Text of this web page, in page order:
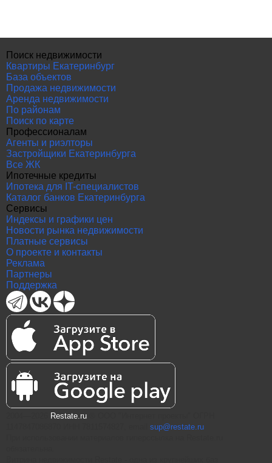
Поиск недвижимости
Квартиры Екатеринбург
База объектов
Продажа недвижимости
Аренда недвижимости
По районам
Поиск по карте
Профессионалам
Агенты и риэлторы
Застройщики Екатеринбурга
Все ЖК
Ипотечные кредиты
Ипотека для IT-специалистов
Каталог банков Екатеринбурга
Сервисы
Индексы и графики цен
Новости рынка недвижимости
Платные сервисы
О проекте и контакты
Реклама
Партнеры
Поддержка
Restate.ru
sup@restate.ru